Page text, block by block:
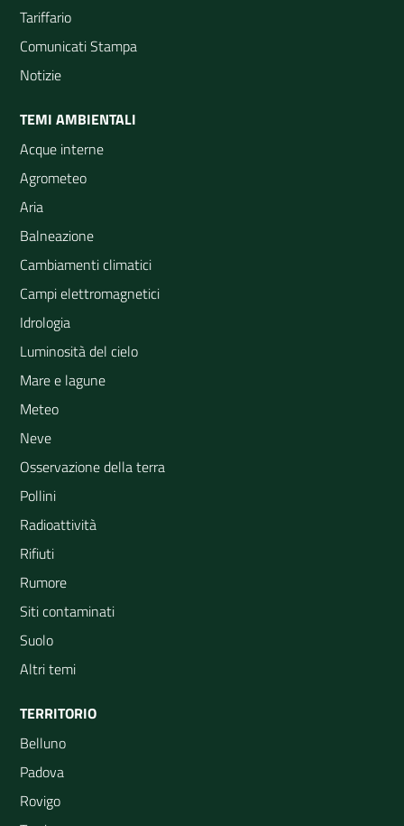
Tariffario
Comunicati Stampa
Notizie
TEMI AMBIENTALI
Acque interne
Agrometeo
Aria
Balneazione
Cambiamenti climatici
Campi elettromagnetici
Idrologia
Luminosità del cielo
Mare e lagune
Meteo
Neve
Osservazione della terra
Pollini
Radioattività
Rifiuti
Rumore
Siti contaminati
Suolo
Altri temi
TERRITORIO
Belluno
Padova
Rovigo